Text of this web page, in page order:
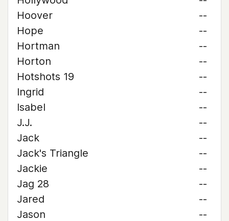
Hoover
--
Hope
--
Hortman
--
Horton
--
Hotshots 19
--
Ingrid
--
Isabel
--
J.J.
--
Jack
--
Jack's Triangle
--
Jackie
--
Jag 28
--
Jared
--
Jason
--